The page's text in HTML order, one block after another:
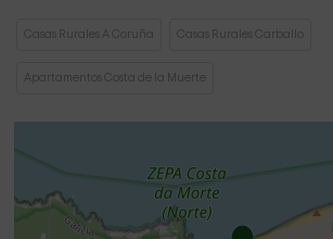
Casas Rurales A Coruña Casas Rurales Carballo
Apartamentos Costa de la Muerte